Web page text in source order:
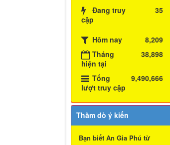
Đang truy
cập
35
Hôm nay
8,209
Tháng
hiện tại
38,898
Tổng
lượt truy cập
9,490,666
Thăm dò ý kiến
Bạn biết An Gia Phú từ